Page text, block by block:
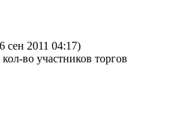
сен 2011 04:17)
во участников торгов